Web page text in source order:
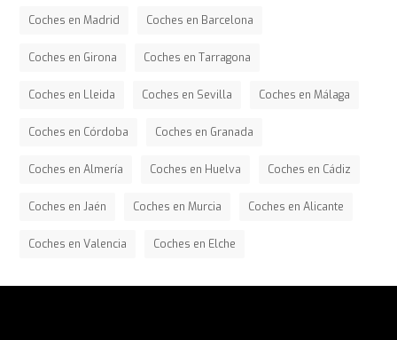
Coches en Madrid Coches en Barcelona
Coches en Girona Coches en Tarragona
Coches en Lleida Coches en Sevilla Coches en Málaga
Coches en Córdoba Coches en Granada
Coches en Almería Coches en Huelva Coches en Cádiz
Coches en Jaén Coches en Murcia Coches en Alicante
Coches en Valencia Coches en Elche